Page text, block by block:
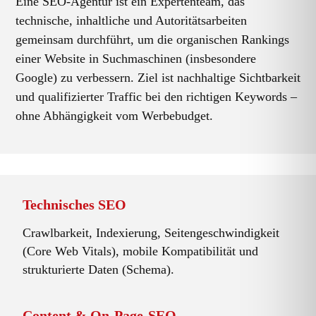
technische, inhaltliche und Autoritätsarbeiten
gemeinsam durchführt, um die organischen Rankings
einer Website in Suchmaschinen (insbesondere
Google) zu verbessern. Ziel ist nachhaltige Sichtbarkeit
und qualifizierter Traffic bei den richtigen Keywords –
ohne Abhängigkeit vom Werbebudget.
Technisches SEO
Crawlbarkeit, Indexierung, Seitengeschwindigkeit
(Core Web Vitals), mobile Kompatibilität und
strukturierte Daten (Schema).